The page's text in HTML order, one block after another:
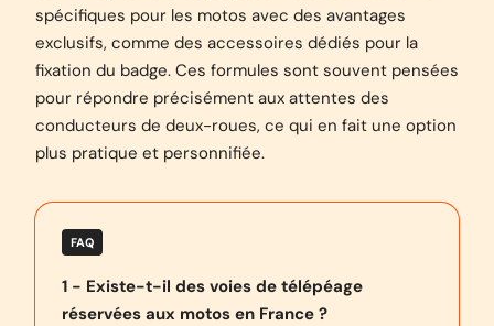
spécifiques pour les motos avec des avantages
exclusifs, comme des accessoires dédiés pour la
fixation du badge. Ces formules sont souvent pensées
pour répondre précisément aux attentes des
conducteurs de deux-roues, ce qui en fait une option
plus pratique et personnifiée.
FAQ
1 - Existe-t-il des voies de télépéage
réservées aux motos en France ?